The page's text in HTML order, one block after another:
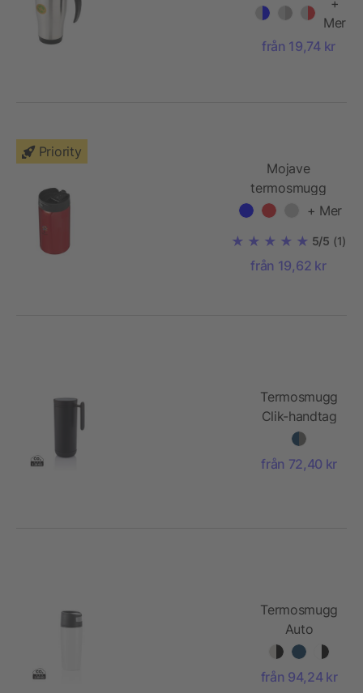
Mer
från 19,74 kr
Priority
Mojave
termosmugg
250 ml+ Mer
5/5 (1)
från 19,62 kr
Termosmugg
Clik-handtag
från 72,40 kr
Termosmugg
Auto
från 94,24 kr